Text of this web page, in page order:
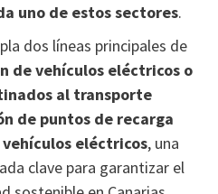
uno de estos sectores.
dos líneas principales de
de vehículos eléctricos o
al transporte
de puntos de recarga
vehículos eléctricos, una
clave para garantizar el